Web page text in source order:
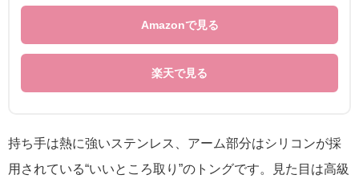
Amazonで見る
楽天で見る
持ち手は熱に強いステンレス、アーム部分はシリコンが採
用されている“いいところ取り”のトングです。見た目は高級